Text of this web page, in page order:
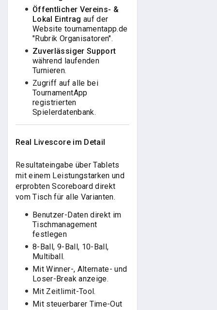
Öffentlicher Vereins- &
Lokal Eintrag auf der
Website tournamentapp.de
"Rubrik Organisatoren".
Zuverlässiger Support
während laufenden
Turnieren.
Zugriff auf alle bei
TournamentApp
registrierten
Spielerdatenbank.
Real Livescore im Detail
Resultateingabe über Tablets
mit einem Leistungstarken und
erprobten Scoreboard direkt
vom Tisch für alle Varianten.
Benutzer-Daten direkt im
Tischmanagement
festlegen
8-Ball, 9-Ball, 10-Ball,
Multiball.
Mit Winner-, Alternate- und
Loser-Break anzeige.
Mit Zeitlimit-Tool.
Mit steuerbarer Time-Out